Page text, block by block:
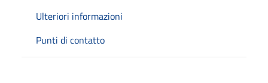
Ulteriori informazioni
Punti di contatto